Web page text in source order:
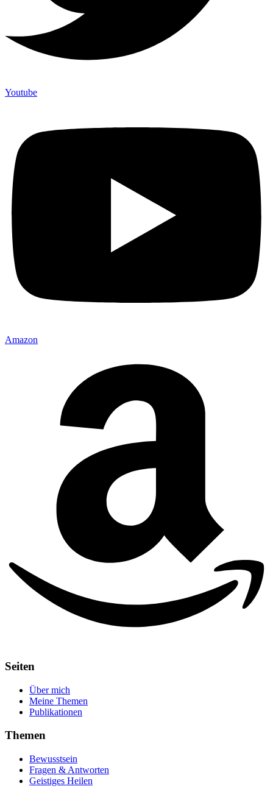
Youtube
Amazon
Seiten
Über mich
Meine Themen
Publikationen
Themen
Bewusstsein
Fragen & Antworten
Geistiges Heilen